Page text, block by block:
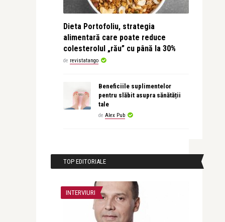
Dieta Portofoliu, strategia
alimentară care poate reduce
colesterolul „rău” cu până la 30%
de revistatango
Beneficiile suplimentelor
pentru slăbit asupra sănătății
tale
de Alex Pub
TOP EDITORIALE
INTERVIURI